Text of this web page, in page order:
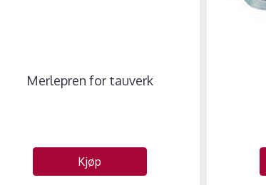
Merlepren for tauverk
Kjøp